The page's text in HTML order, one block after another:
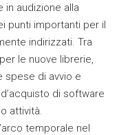
in audizione alla
punti importanti per il
indirizzati. Tra
le nuove librerie,
spese di avvio e
di software
attività.
temporale nel